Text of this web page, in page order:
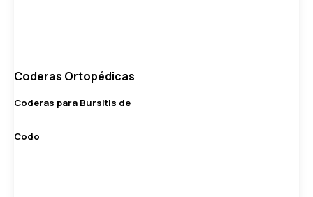
Coderas Ortopédicas
Coderas para Bursitis de
Codo